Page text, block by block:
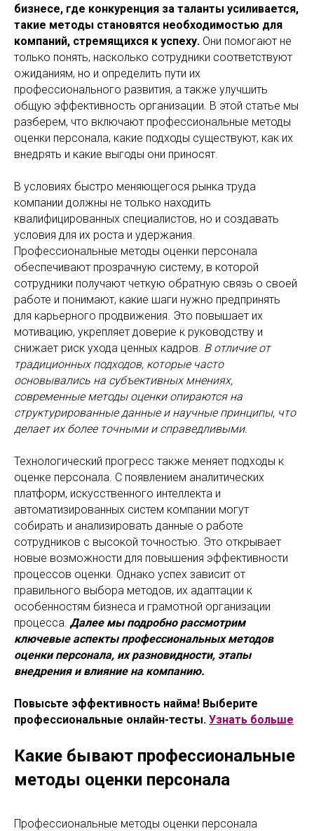
бизнесе, где конкуренция за таланты усиливается,
такие методы становятся необходимостью для
компаний, стремящихся к успеху. Они помогают не
только понять, насколько сотрудники соответствуют
ожиданиям, но и определить пути их
профессионального развития, а также улучшить
общую эффективность организации. В этой статье мы
разберем, что включают профессиональные методы
оценки персонала, какие подходы существуют, как их
внедрять и какие выгоды они приносят.
В условиях быстро меняющегося рынка труда
компании должны не только находить
квалифицированных специалистов, но и создавать
условия для их роста и удержания.
Профессиональные методы оценки персонала
обеспечивают прозрачную систему, в которой
сотрудники получают четкую обратную связь о своей
работе и понимают, какие шаги нужно предпринять
для карьерного продвижения. Это повышает их
мотивацию, укрепляет доверие к руководству и
снижает риск ухода ценных кадров. В отличие от
традиционных подходов, которые часто
основывались на субъективных мнениях,
современные методы оценки опираются на
структурированные данные и научные принципы, что
делает их более точными и справедливыми.
Технологический прогресс также меняет подходы к
оценке персонала. С появлением аналитических
платформ, искусственного интеллекта и
автоматизированных систем компании могут
собирать и анализировать данные о работе
сотрудников с высокой точностью. Это открывает
новые возможности для повышения эффективности
процессов оценки. Однако успех зависит от
правильного выбора методов, их адаптации к
особенностям бизнеса и грамотной организации
процесса. Далее мы подробно рассмотрим
ключевые аспекты профессиональных методов
оценки персонала, их разновидности, этапы
внедрения и влияние на компанию.
Повысьте эффективность найма! Выберите
профессиональные онлайн-тесты. Узнать больше
Какие бывают профессиональные
методы оценки персонала
Профессиональные методы оценки персонала